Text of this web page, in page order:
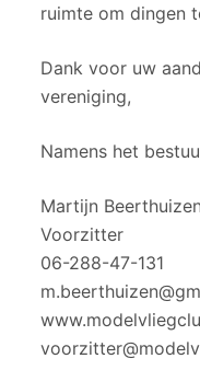
ruimte om dingen
Dank voor uw
vereniging,
Namens het
Martijn
Voorzitter
06-288-47-131